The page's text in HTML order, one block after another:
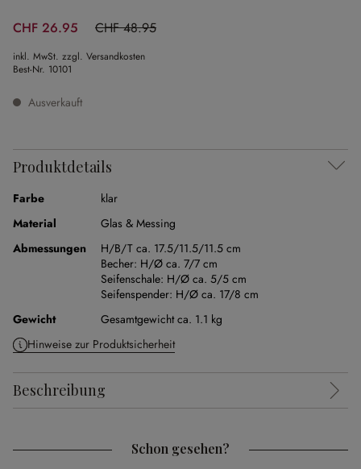
CHF 26.95 CHF 48.95
(44.94% gespart)
inkl. MwSt. zzgl. Versandkosten
Best-Nr. 10101
Ausverkauft
Produktdetails
Farbe
klar
Material
Glas & Messing
Abmessungen
H/B/T ca. 17.5/11.5/11.5 cm
Becher: H/Ø ca. 7/7 cm
Seifenschale: H/Ø ca. 5/5 cm
Seifenspender: H/Ø ca. 17/8 cm
Gewicht
Gesamtgewicht ca. 1.1 kg
Hinweise zur Produktsicherheit
Beschreibung
Schon gesehen?